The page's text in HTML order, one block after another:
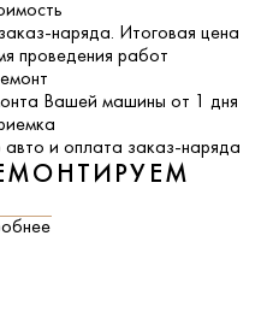
наряда. Итоговая цена
проведения работ
Вашей машины от 1 дня
и оплата заказ-наряда